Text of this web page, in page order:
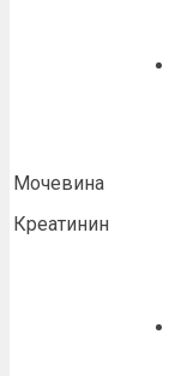
Мочевина
Креатинин